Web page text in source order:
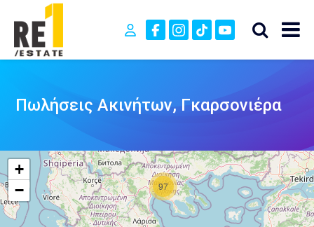
Πωλήσεις Ακινήτων, Γκαρσονιέρα
97
+
−